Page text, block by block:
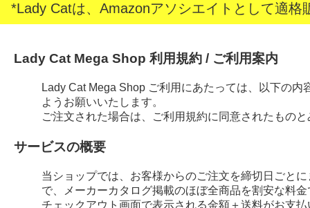
*Lady Catは、Amazonアソシエイトとして適格
Lady Cat Mega Shop 利用規約 / ご利用案内
Lady Cat Mega Shop ご利用にあたっては、以下の
ようお願いいたします。
ご注文された場合は、ご利用規約に同意されたもの
サービスの概要
当ショップでは、お客様からのご注文を締切日ごと
で、メーカーカタログ掲載のほぼ全商品を割安な料
チェックアウト画面で表示される金額＋送料がお支